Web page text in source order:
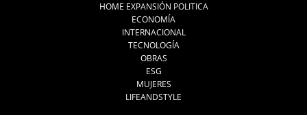
HOME EXPANSIÓN POLITICA
ECONOMÍA
INTERNACIONAL
TECNOLOGÍA
OBRAS
ESG
MUJERES
LIFEANDSTYLE